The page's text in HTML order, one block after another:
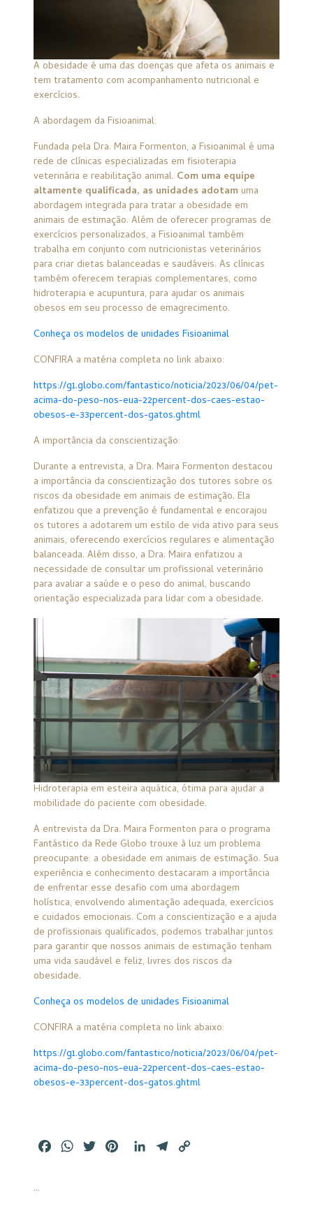
A obesidade é uma das doenças que afeta os animais e
tem tratamento com acompanhamento nutricional e
exercícios.
A abordagem da Fisioanimal:
Fundada pela Dra. Maira Formenton, a Fisioanimal é uma
rede de clínicas especializadas em fisioterapia
veterinária e reabilitação animal. Com uma equipe
altamente qualificada, as unidades adotamuma
abordagem integrada para tratar a obesidade em
animais de estimação. Além de oferecer programas de
exercícios personalizados, a Fisioanimal também
trabalha em conjunto com nutricionistas veterinários
para criar dietas balanceadas e saudáveis. As clínicas
também oferecem terapias complementares, como
hidroterapia e acupuntura, para ajudar os animais
obesos em seu processo de emagrecimento.
Conheça os modelos de unidades Fisioanimal
CONFIRA a matéria completa no link abaixo:
https://g1.globo.com/fantastico/noticia/2023/06/04/pet-
acima-do-peso-nos-eua-22percent-dos-caes-estao-
obesos-e-33percent-dos-gatos.ghtml
A importância da conscientização:
Durante a entrevista, a Dra. Maira Formenton destacou
a importância da conscientização dos tutores sobre os
riscos da obesidade em animais de estimação. Ela
enfatizou que a prevenção é fundamental e encorajou
os tutores a adotarem um estilo de vida ativo para seus
animais, oferecendo exercícios regulares e alimentação
balanceada. Além disso, a Dra. Maira enfatizou a
necessidade de consultar um profissional veterinário
para avaliar a saúde e o peso do animal, buscando
orientação especializada para lidar com a obesidade.
Hidroterapia em esteira aquática, ótima para ajudar a
mobilidade do paciente com obesidade.
A entrevista da Dra. Maira Formenton para o programa
Fantástico da Rede Globo trouxe à luz um problema
preocupante: a obesidade em animais de estimação. Sua
experiência e conhecimento destacaram a importância
de enfrentar esse desafio com uma abordagem
holística, envolvendo alimentação adequada, exercícios
e cuidados emocionais. Com a conscientização e a ajuda
de profissionais qualificados, podemos trabalhar juntos
para garantir que nossos animais de estimação tenham
uma vida saudável e feliz, livres dos riscos da
obesidade.
Conheça os modelos de unidades Fisioanimal
CONFIRA a matéria completa no link abaixo:
https://g1.globo.com/fantastico/noticia/2023/06/04/pet-
acima-do-peso-nos-eua-22percent-dos-caes-estao-
obesos-e-33percent-dos-gatos.ghtml
FacebookWhatsAppTwitterPinterestLinkedInTelegram
...